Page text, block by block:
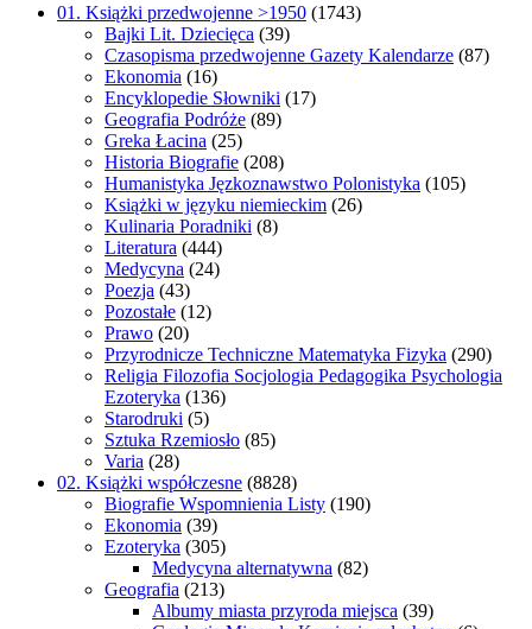
01. Książki przedwojenne >1950 (1743)
Bajki Lit. Dziecięca (39)
Czasopisma przedwojenne Gazety Kalendarze (87)
Ekonomia (16)
Encyklopedie Słowniki (17)
Geografia Podróże (89)
Greka Łacina (25)
Historia Biografie (208)
Humanistyka Jęzkoznawstwo Polonistyka (105)
Książki w języku niemieckim (26)
Kulinaria Poradniki (8)
Literatura (444)
Medycyna (24)
Poezja (43)
Pozostałe (12)
Prawo (20)
Przyrodnicze Techniczne Matematyka Fizyka (290)
Religia Filozofia Socjologia Pedagogika Psychologia
Ezoteryka (136)
Starodruki (5)
Sztuka Rzemiosło (85)
Varia (28)
02. Książki współczesne (8828)
Biografie Wspomnienia Listy (190)
Ekonomia (39)
Ezoteryka (305)
Medycyna alternatywna (82)
Geografia (213)
Albumy miasta przyroda miejsca (39)